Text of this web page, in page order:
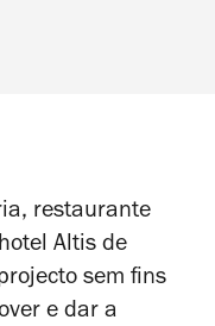
restaurante
Altis de
sem fins
e dar a